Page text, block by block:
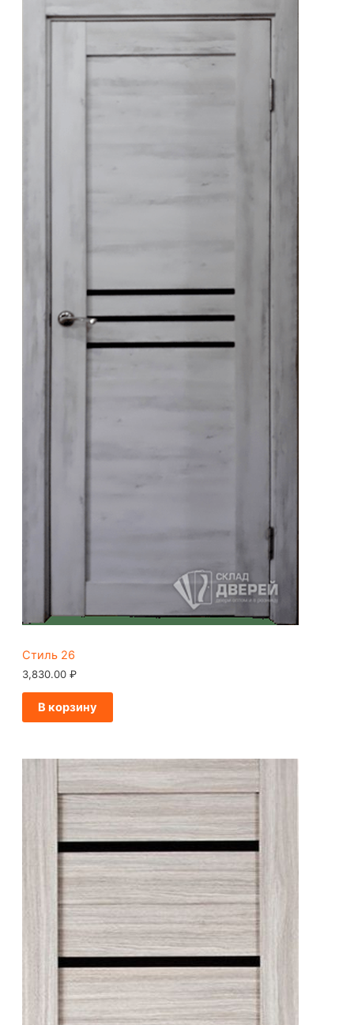
Стиль 26
3,830.00 ₽
В корзину